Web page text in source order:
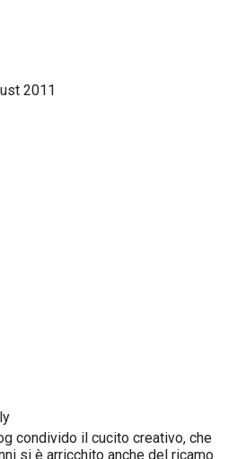
2011
condivido il cucito creativo, che
si è arricchito anche del ricamo